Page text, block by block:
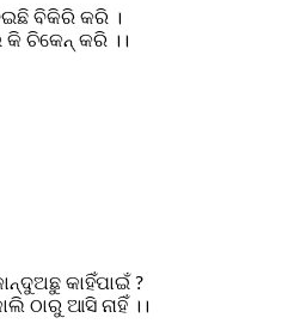
ବିକିରି କରି ।
କି ଚିକେନ୍ କରି ।।
କାହିଁପାଇଁ ?
ଠାରୁ ଆସି ନାହିଁ ।।